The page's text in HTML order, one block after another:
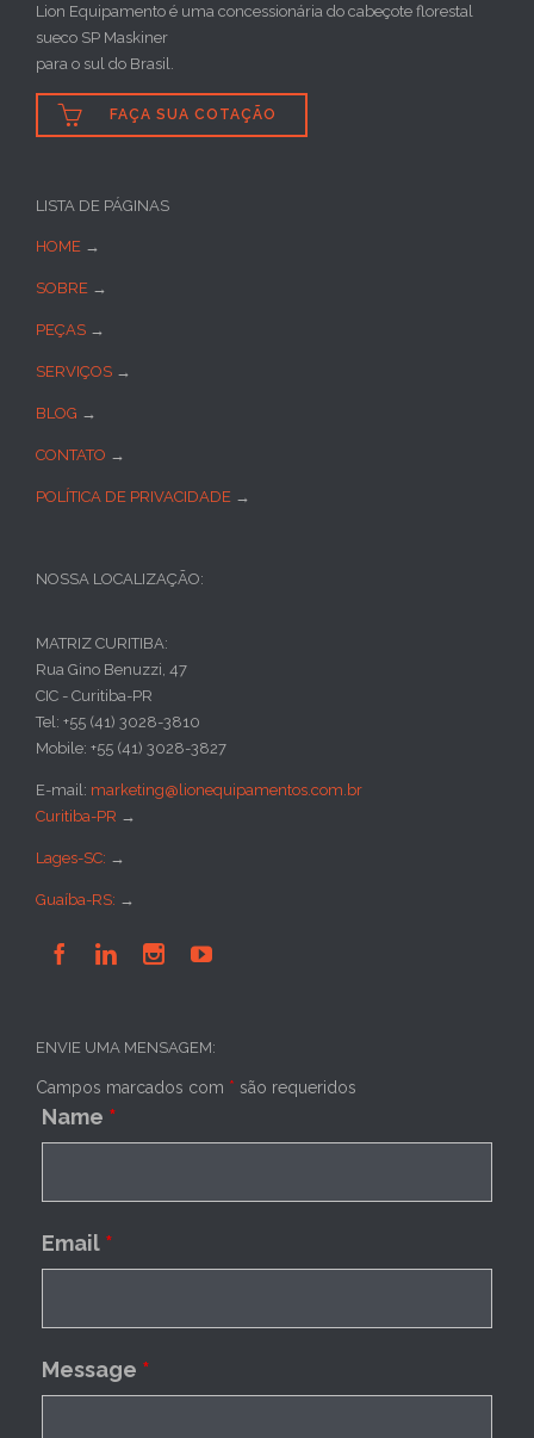
Lion Equipamento é uma concessionária do cabeçote florestal
sueco SP Maskiner
para o sul do Brasil.
 FAÇA SUA COTAÇÃO
LISTA DE PÁGINAS
HOME →
SOBRE →
PEÇAS →
SERVIÇOS →
BLOG →
CONTATO →
POLÍTICA DE PRIVACIDADE →
NOSSA LOCALIZAÇÃO:
MATRIZ CURITIBA:
Rua Gino Benuzzi, 47
CIC - Curitiba-PR
Tel: +55 (41) 3028-3810
Mobile: +55 (41) 3028-3827
E-mail: marketing@lionequipamentos.com.br
Curitiba-PR →
Lages-SC: →
Guaíba-RS: →
   
ENVIE UMA MENSAGEM:
Campos marcados com * são requeridos
Name *
Email *
Message *